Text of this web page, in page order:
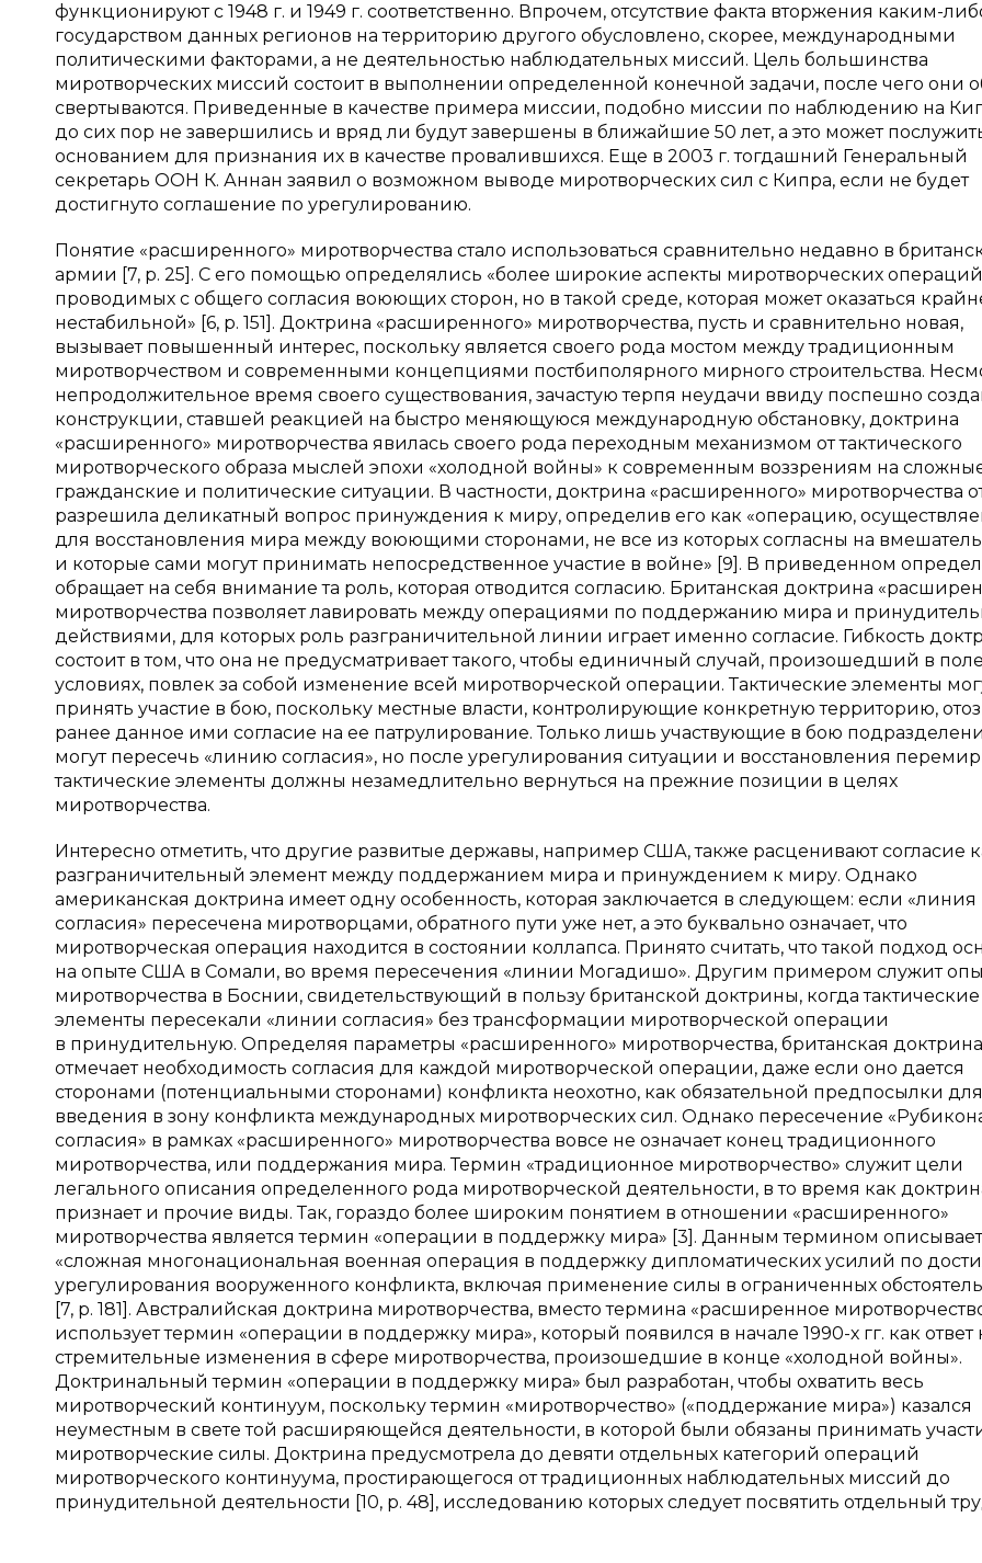
функционируют с 1948 г. и 1949 г. соответственно. Впрочем, отсутствие факта вторжения каким-
государством данных регионов на территорию другого обусловлено, скорее, международными
политическими факторами, а не деятельностью наблюдательных миссий. Цель большинства
миротворческих миссий состоит в выполнении определенной конечной задачи, после чего они
свертываются. Приведенные в качестве примера миссии, подобно миссии по наблюдению на
до сих пор не завершились и вряд ли будут завершены в ближайшие 50 лет, а это может
основанием для признания их в качестве провалившихся. Еще в 2003 г. тогдашний Генеральный
секретарь ООН К. Аннан заявил о возможном выводе миротворческих сил с Кипра, если не будет
достигнуто соглашение по урегулированию.
Понятие «расширенного» миротворчества стало использоваться сравнительно недавно в
армии [7, p. 25]. С его помощью определялись «более широкие аспекты миротворческих
проводимых с общего согласия воюющих сторон, но в такой среде, которая может оказаться
нестабильной» [6, p. 151]. Доктрина «расширенного» миротворчества, пусть и сравнительно новая,
вызывает повышенный интерес, поскольку является своего рода мостом между традиционным
миротворчеством и современными концепциями постбиполярного мирного строительства.
непродолжительное время своего существования, зачастую терпя неудачи ввиду поспешно
конструкции, ставшей реакцией на быстро меняющуюся международную обстановку, доктрина
«расширенного» миротворчества явилась своего рода переходным механизмом от тактического
миротворческого образа мыслей эпохи «холодной войны» к современным воззрениям на
гражданские и политические ситуации. В частности, доктрина «расширенного» миротворчества
разрешила деликатный вопрос принуждения к миру, определив его как «операцию,
для восстановления мира между воюющими сторонами, не все из которых согласны на
и которые сами могут принимать непосредственное участие в войне» [9]. В приведенном
обращает на себя внимание та роль, которая отводится согласию. Британская доктрина
миротворчества позволяет лавировать между операциями по поддержанию мира и
действиями, для которых роль разграничительной линии играет именно согласие. Гибкость
состоит в том, что она не предусматривает такого, чтобы единичный случай, произошедший в
условиях, повлек за собой изменение всей миротворческой операции. Тактические элементы
принять участие в бою, поскольку местные власти, контролирующие конкретную территорию,
ранее данное ими согласие на ее патрулирование. Только лишь участвующие в бою
могут пересечь «линию согласия», но после урегулирования ситуации и восстановления
тактические элементы должны незамедлительно вернуться на прежние позиции в целях
миротворчества.
Интересно отметить, что другие развитые державы, например США, также расценивают согласие
разграничительный элемент между поддержанием мира и принуждением к миру. Однако
американская доктрина имеет одну особенность, которая заключается в следующем: если «линия
согласия» пересечена миротворцами, обратного пути уже нет, а это буквально означает, что
миротворческая операция находится в состоянии коллапса. Принято считать, что такой подход
на опыте США в Сомали, во время пересечения «линии Могадишо». Другим примером служит
миротворчества в Боснии, свидетельствующий в пользу британской доктрины, когда тактические
элементы пересекали «линии согласия» без трансформации миротворческой операции
в принудительную. Определяя параметры «расширенного» миротворчества, британская доктрина
отмечает необходимость согласия для каждой миротворческой операции, даже если оно дается
сторонами (потенциальными сторонами) конфликта неохотно, как обязательной предпосылки для
введения в зону конфликта международных миротворческих сил. Однако пересечение
согласия» в рамках «расширенного» миротворчества вовсе не означает конец традиционного
миротворчества, или поддержания мира. Термин «традиционное миротворчество» служит цели
легального описания определенного рода миротворческой деятельности, в то время как
признает и прочие виды. Так, гораздо более широким понятием в отношении «расширенного»
миротворчества является термин «операции в поддержку мира» [3]. Данным термином
«сложная многонациональная военная операция в поддержку дипломатических усилий по
урегулирования вооруженного конфликта, включая применение силы в ограниченных
[7, p. 181]. Австралийская доктрина миротворчества, вместо термина «расширенное
использует термин «операции в поддержку мира», который появился в начале 1990-х гг. как ответ
стремительные изменения в сфере миротворчества, произошедшие в конце «холодной войны».
Доктринальный термин «операции в поддержку мира» был разработан, чтобы охватить весь
миротворческий континуум, поскольку термин «миротворчество» («поддержание мира») казался
неуместным в свете той расширяющейся деятельности, в которой были обязаны принимать
миротворческие силы. Доктрина предусмотрела до девяти отдельных категорий операций
миротворческого континуума, простирающегося от традиционных наблюдательных миссий до
принудительной деятельности [10, p. 48], исследованию которых следует посвятить отдельный